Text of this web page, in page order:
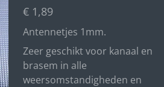
€ 1,89
Antennetjes 1mm.
Zeer geschikt voor kanaal en
brasem in alle
weersomstandigheden en